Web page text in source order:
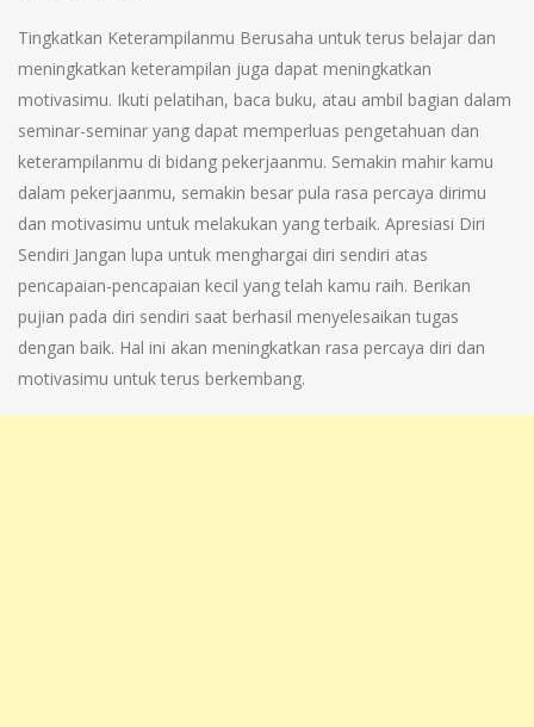
Tingkatkan Keterampilanmu Berusaha untuk terus belajar dan
meningkatkan keterampilan juga dapat meningkatkan
motivasimu. Ikuti pelatihan, baca buku, atau ambil bagian dalam
seminar-seminar yang dapat memperluas pengetahuan dan
keterampilanmu di bidang pekerjaanmu. Semakin mahir kamu
dalam pekerjaanmu, semakin besar pula rasa percaya dirimu
dan motivasimu untuk melakukan yang terbaik. Apresiasi Diri
Sendiri Jangan lupa untuk menghargai diri sendiri atas
pencapaian-pencapaian kecil yang telah kamu raih. Berikan
pujian pada diri sendiri saat berhasil menyelesaikan tugas
dengan baik. Hal ini akan meningkatkan rasa percaya diri dan
motivasimu untuk terus berkembang.